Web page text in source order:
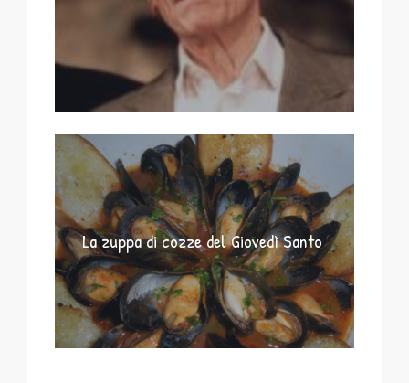
La zuppa di cozze del Giovedì Santo